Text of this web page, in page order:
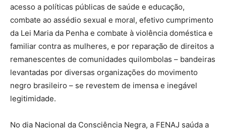
acesso a políticas públicas de saúde e educação,
combate ao assédio sexual e moral, efetivo cumprimento
da Lei Maria da Penha e combate à violência doméstica e
familiar contra as mulheres, e por reparação de direitos a
remanescentes de comunidades quilombolas – bandeiras
levantadas por diversas organizações do movimento
negro brasileiro – se revestem de imensa e inegável
legitimidade.
No dia Nacional da Consciência Negra, a FENAJ saúda a